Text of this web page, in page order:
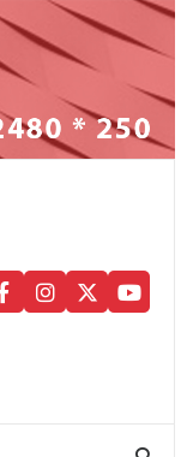
facebookinstagram
twitter